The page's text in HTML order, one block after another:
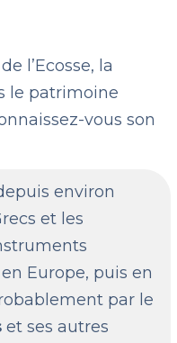
l’Ecosse, la
le patrimoine
vous son
environ
et les
Europe, puis en
par le
et ses autres